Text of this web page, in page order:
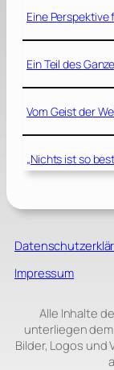
Eine Perspektive
Ein Teil des
Vom Geist der
„Nichts ist so
Impressum
Alle Inhalte
unterliegen
Bilder, Logos und